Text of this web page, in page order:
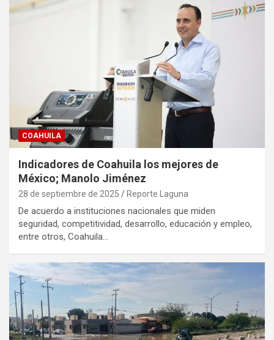
COAHUILA
Indicadores de Coahuila los mejores de
México; Manolo Jiménez
28 de septiembre de 2025 Reporte Laguna
De acuerdo a instituciones nacionales que miden
seguridad, competitividad, desarrollo, educación y empleo,
entre otros, Coahuila…